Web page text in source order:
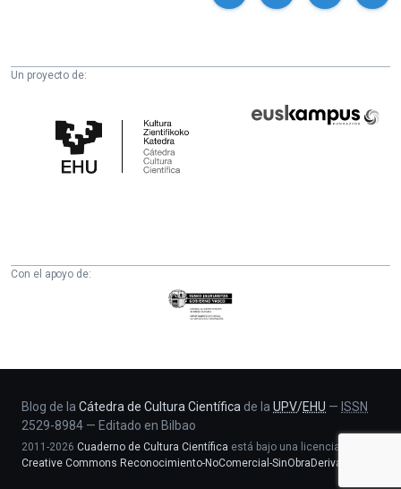
Un proyecto de:
Cultura
Científica
Fundazioa
Con el apoyo de:
Eusko
Jaurlaritza
eta
Berrikuntza
saila
Blog de la Cátedra de Cultura Científica de la UPV/EHU — ISSN
2529-8984 — Editado en Bilbao
2011-2026 Cuaderno de Cultura Científica está bajo una licencia
Creative Commons Reconocimiento-NoComercial-SinObraDerivada 4.0